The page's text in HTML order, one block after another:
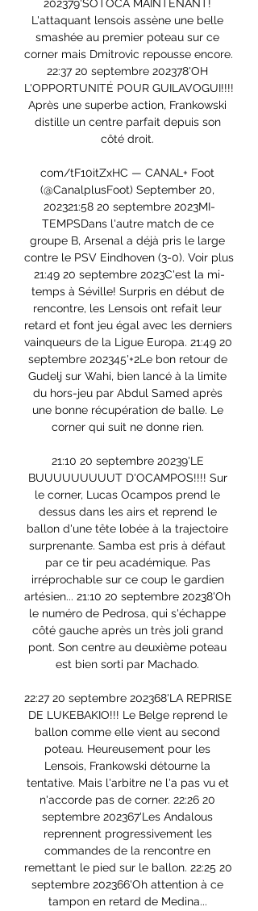
202379'SOTOCA MAINTENANT!
L'attaquant lensois assène une belle
smashée au premier poteau sur ce
corner mais Dmitrovic repousse encore.
22:37 20 septembre 202378'OH
L'OPPORTUNITÉ POUR GUILAVOGUI!!!!
Après une superbe action, Frankowski
distille un centre parfait depuis son
côté droit.
com/tF10itZxHC — CANAL+ Foot
(@CanalplusFoot) September 20,
202321:58 20 septembre 2023MI-
TEMPSDans l'autre match de ce
groupe B, Arsenal a déjà pris le large
contre le PSV Eindhoven (3-0). Voir plus
21:49 20 septembre 2023C'est la mi-
temps à Séville! Surpris en début de
rencontre, les Lensois ont refait leur
retard et font jeu égal avec les derniers
vainqueurs de la Ligue Europa. 21:49 20
septembre 202345'+2Le bon retour de
Gudelj sur Wahi, bien lancé à la limite
du hors-jeu par Abdul Samed après
une bonne récupération de balle. Le
corner qui suit ne donne rien.
21:10 20 septembre 20239'LE
BUUUUUUUUUT D'OCAMPOS!!!! Sur
le corner, Lucas Ocampos prend le
dessus dans les airs et reprend le
ballon d'une tête lobée à la trajectoire
surprenante. Samba est pris à défaut
par ce tir peu académique. Pas
irréprochable sur ce coup le gardien
artésien... 21:10 20 septembre 20238'Oh
le numéro de Pedrosa, qui s'échappe
côté gauche après un très joli grand
pont. Son centre au deuxième poteau
est bien sorti par Machado.
22:27 20 septembre 202368'LA REPRISE
DE LUKEBAKIO!!! Le Belge reprend le
ballon comme elle vient au second
poteau. Heureusement pour les
Lensois, Frankowski détourne la
tentative. Mais l'arbitre ne l'a pas vu et
n'accorde pas de corner. 22:26 20
septembre 202367'Les Andalous
reprennent progressivement les
commandes de la rencontre en
remettant le pied sur le ballon. 22:25 20
septembre 202366'Oh attention à ce
tampon en retard de Medina...